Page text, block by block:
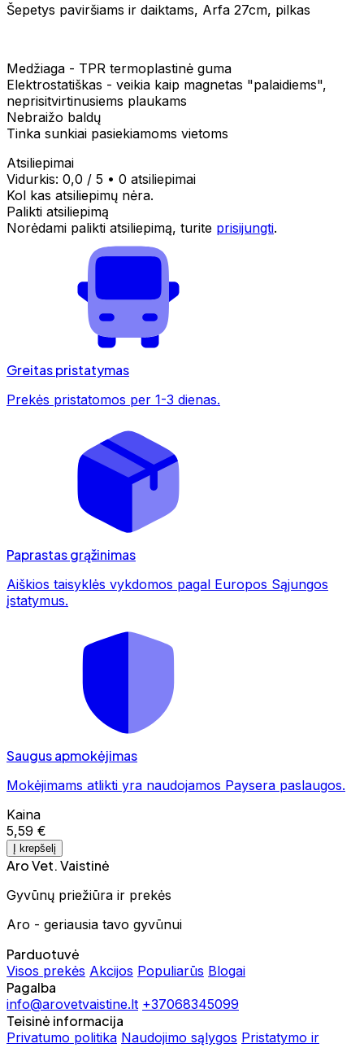
Šepetys paviršiams ir daiktams, Arfa 27cm, pilkas
Medžiaga - TPR termoplastinė guma
Elektrostatiškas - veikia kaip magnetas "palaidiems",
neprisitvirtinusiems plaukams
Nebraižo baldų
Tinka sunkiai pasiekiamoms vietoms
Atsiliepimai
Vidurkis: 0,0 / 5 • 0 atsiliepimai
Kol kas atsiliepimų nėra.
Palikti atsiliepimą
Norėdami palikti atsiliepimą, turite prisijungti.
Greitas pristatymas
Prekės pristatomos per 1-3 dienas.
Paprastas grąžinimas
Aiškios taisyklės vykdomos pagal Europos Sąjungos
įstatymus.
Saugus apmokėjimas
Mokėjimams atlikti yra naudojamos Paysera paslaugos.
Kaina
5,59 €
Į krepšelį
Aro Vet. Vaistinė
Gyvūnų priežiūra ir prekės
Aro - geriausia tavo gyvūnui
Parduotuvė
Visos prekės Akcijos Populiarūs Blogai
Pagalba
info@arovetvaistine.lt +37068345099
Teisinė informacija
Privatumo politika Naudojimo sąlygos Pristatymo ir